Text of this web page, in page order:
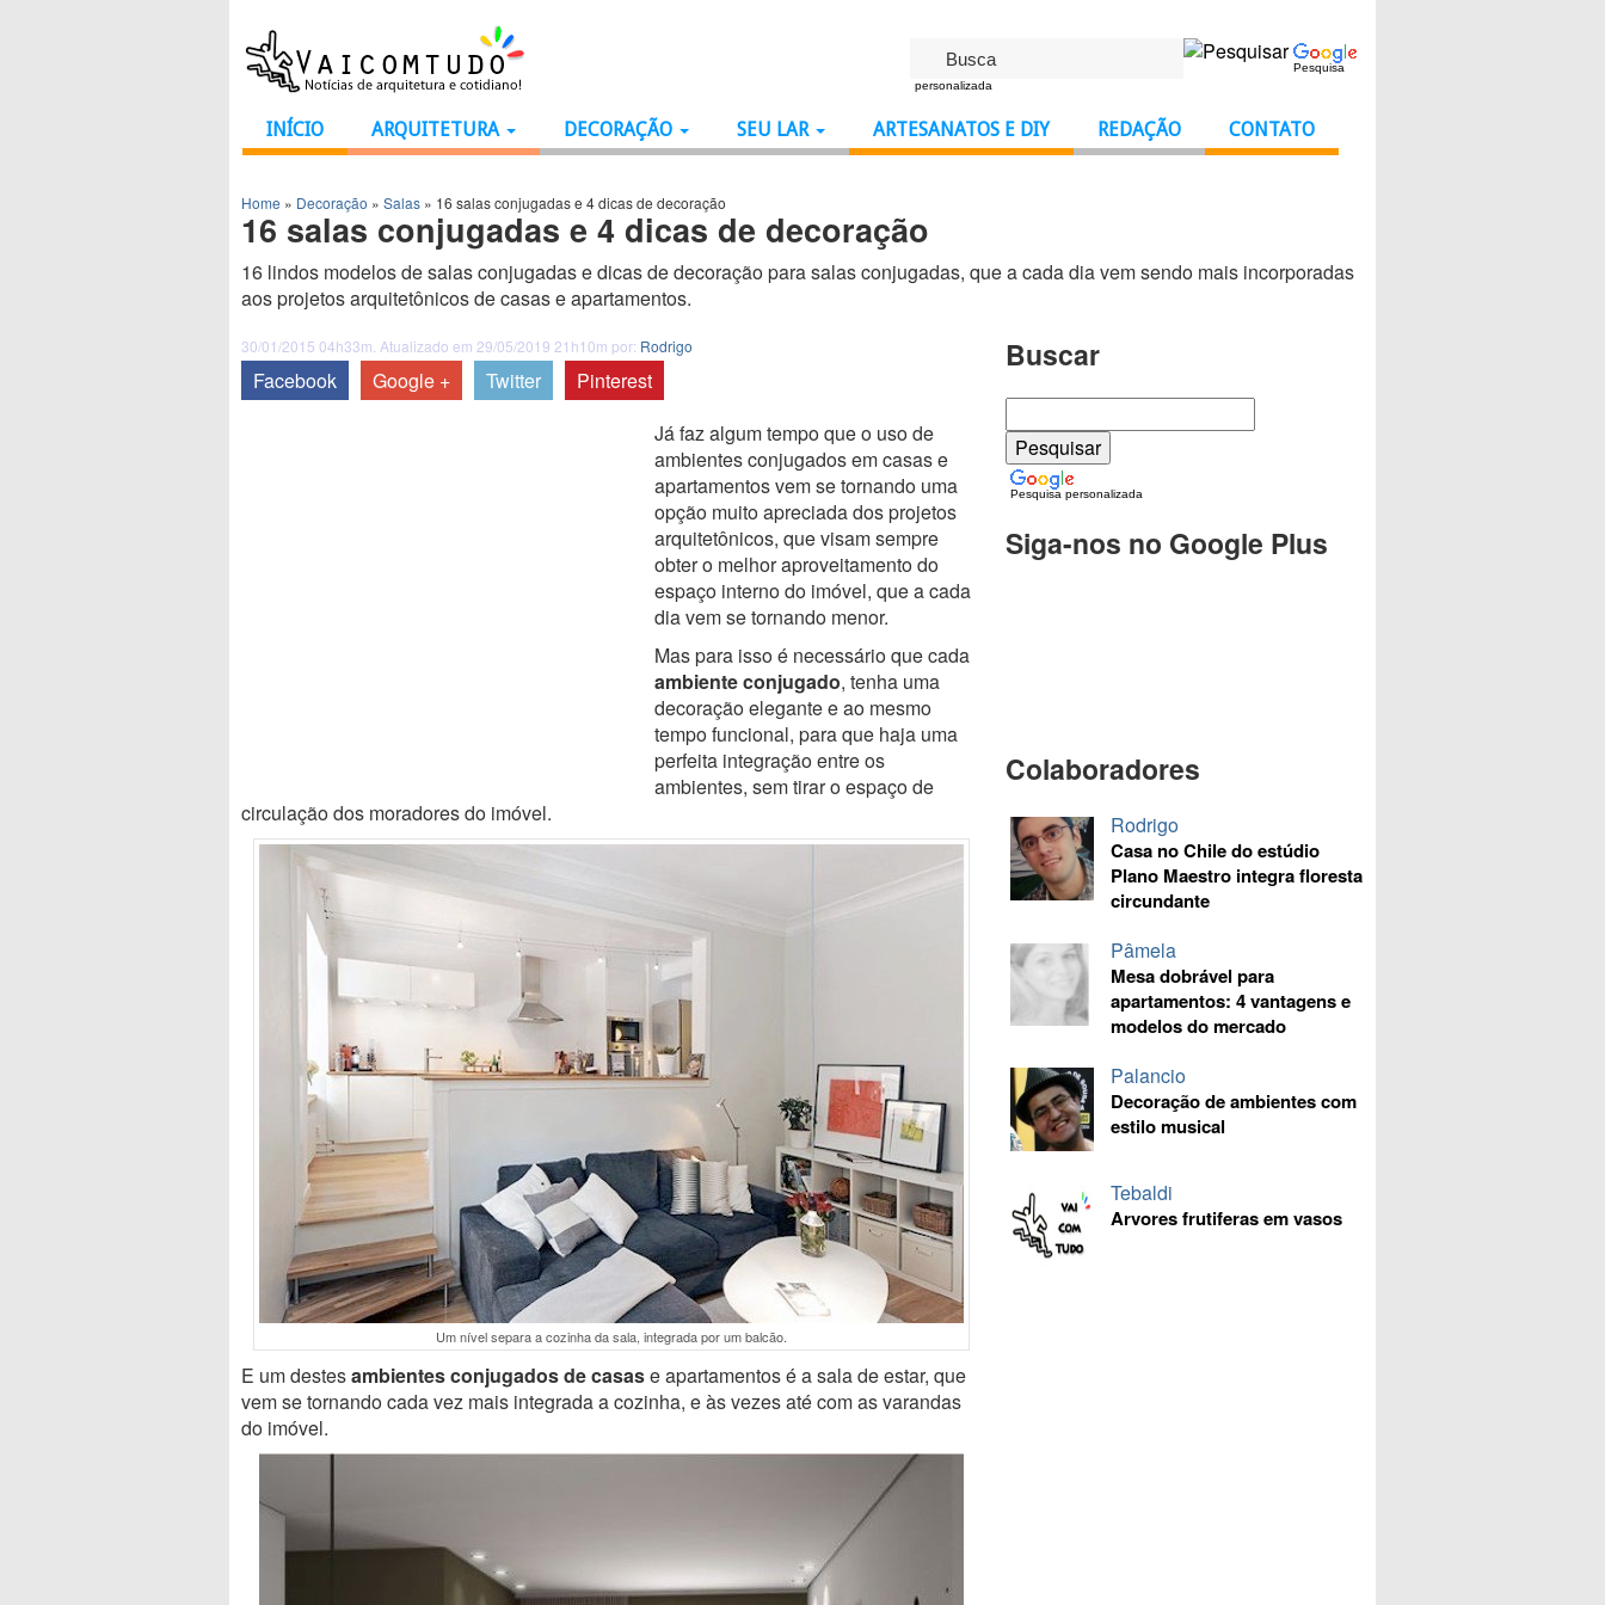
Pesquisa
personalizada
INÍCIO ARQUITETURA DECORAÇÃO SEU LAR ARTESANATOS E DIY REDAÇÃO CONTATO
Home » Decoração » Salas » 16 salas conjugadas e 4 dicas de decoração
16 salas conjugadas e 4 dicas de decoração
16 lindos modelos de salas conjugadas e dicas de decoração para salas conjugadas, que a cada dia vem sendo mais incorporadas
aos projetos arquitetônicos de casas e apartamentos.
30/01/2015 04h33m. Atualizado em 29/05/2019 21h10m por: Rodrigo
Facebook Google + Twitter
Pinterest
Já faz algum tempo que o uso de
ambientes conjugados em casas e
apartamentos vem se tornando uma
opção muito apreciada dos projetos
arquitetônicos, que visam sempre
obter o melhor aproveitamento do
espaço interno do imóvel, que a cada
dia vem se tornando menor.
Mas para isso é necessário que cada
ambiente conjugado, tenha uma
decoração elegante e ao mesmo
tempo funcional, para que haja uma
perfeita integração entre os
ambientes, sem tirar o espaço de
circulação dos moradores do imóvel.
Um nível separa a cozinha da sala, integrada por um balcão.
E um destesambientes conjugados de casase apartamentos é a sala de estar, que
vem se tornando cada vez mais integrada a cozinha, e às vezes até com as varandas
do imóvel.
Buscar
Pesquisa personalizada
Siga-nos no Google Plus
Colaboradores
Rodrigo
Casa no Chile do estúdio
Plano Maestro integra floresta
circundante
Pâmela
Mesa dobrável para
apartamentos: 4 vantagens e
modelos do mercado
Palancio
Decoração de ambientes com
estilo musical
Tebaldi
Arvores frutiferas em vasos